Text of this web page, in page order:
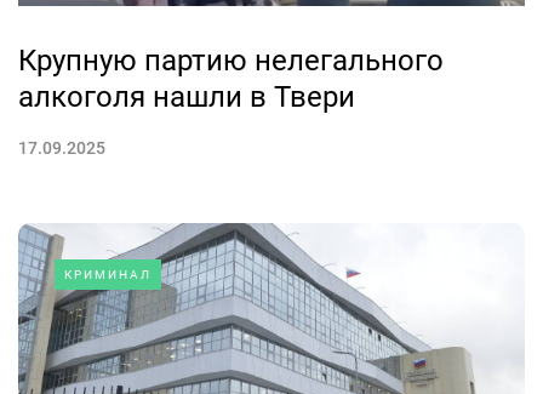
Крупную партию нелегального
алкоголя нашли в Твери
17.09.2025
КРИМИНАЛ